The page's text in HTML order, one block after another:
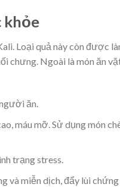
khỏe
. Loại quả này còn được
chưng. Ngoài là món ăn
ăn.
máu mỡ. Sử dụng món
trạng stress.
và miễn dịch, đẩy lùi